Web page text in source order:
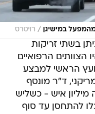
במישיגן / רויטרס
בשתי זריקות
הרפואיים
הראשי למבצע
ד"ר מונסף
מיליון איש - כשליש
להתחסן עד סוף